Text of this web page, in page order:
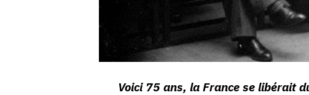
Voici 75 ans, la France se libérait